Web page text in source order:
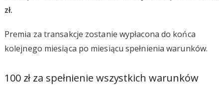
zł.
Premia za transakcje zostanie wypłacona do końca
kolejnego miesiąca po miesiącu spełnienia warunków.
100 zł za spełnienie wszystkich warunków